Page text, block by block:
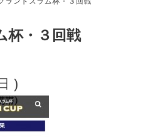
杯・３回戦
日(日)